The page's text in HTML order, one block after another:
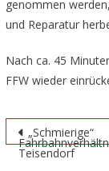
genommen
und Reparatur
Nach ca. 45
FFW wieder
„Schmierige“
Teisendorf